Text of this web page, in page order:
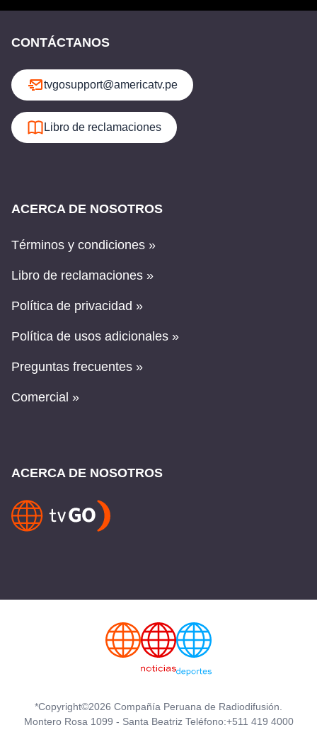
CONTÁCTANOS
tvgosupport@americatv.pe
Libro de reclamaciones
ACERCA DE NOSOTROS
Términos y condiciones »
Libro de reclamaciones »
Política de privacidad »
Política de usos adicionales »
Preguntas frecuentes »
Comercial »
ACERCA DE NOSOTROS
*Copyright©2026 Compañía Peruana de Radiodifusión.
Montero Rosa 1099 - Santa Beatriz Teléfono:+511 419 4000